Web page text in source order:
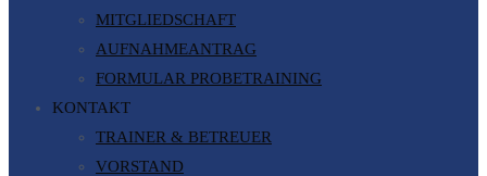
MITGLIEDSCHAFT
AUFNAHMEANTRAG
FORMULAR PROBETRAINING
KONTAKT
TRAINER & BETREUER
VORSTAND